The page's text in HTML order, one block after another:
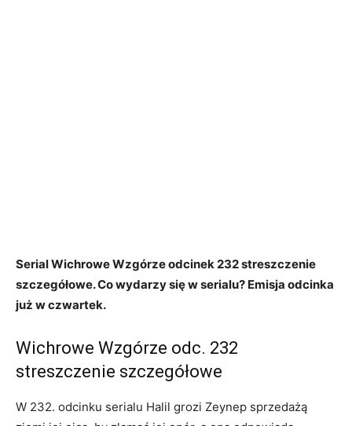
Serial Wichrowe Wzgórze odcinek 232 streszczenie
szczegółowe. Co wydarzy się w serialu? Emisja odcinka
już w czwartek.
Wichrowe Wzgórze odc. 232
streszczenie szczegółowe
W 232. odcinku serialu Halil grozi Zeynep sprzedażą